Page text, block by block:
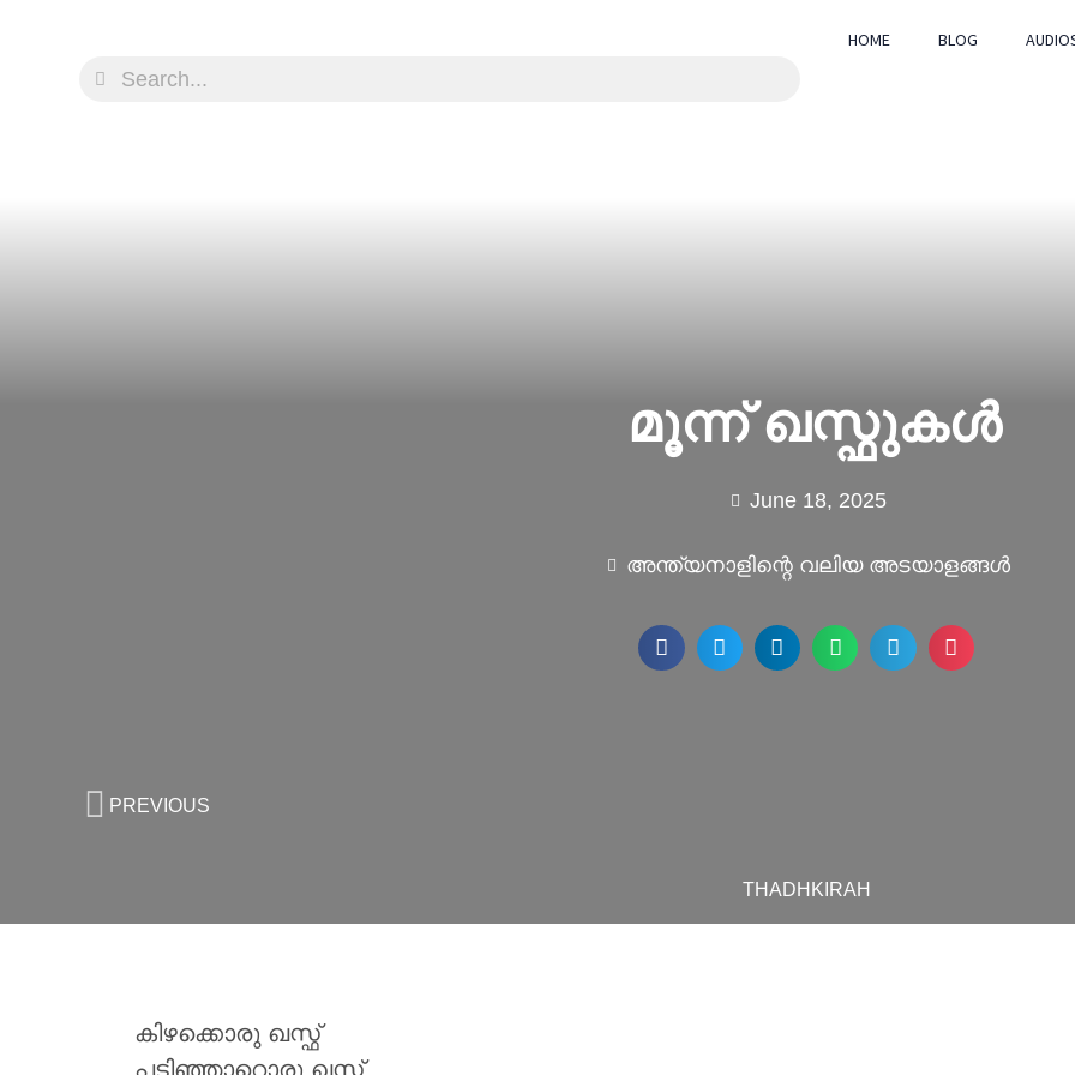
HOME BLOG
മൂന്ന് ഖസ്ഫുകൾ
June 18, 2025
അന്ത്യനാളിന്റെ വലിയ അടയാളങ്ങൾ
PREVIOUS
THADHKIRAH
കിഴക്കൊരു ഖസ്ഫ്
പടിഞ്ഞാറൊരു ഖസ്ഫ്